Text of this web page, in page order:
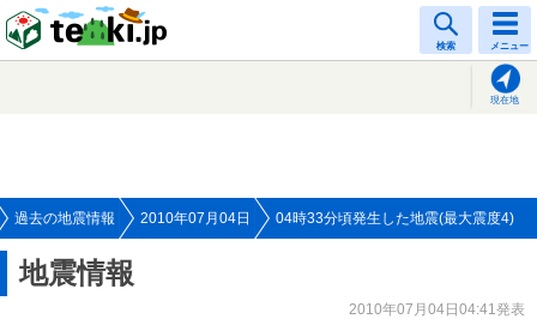
検索 メニュー
現在地
過去の地震情報 2010年07月04日 04時33分頃発生した地震(最大震度4)
地震情報
2010年07月04日04:41発表